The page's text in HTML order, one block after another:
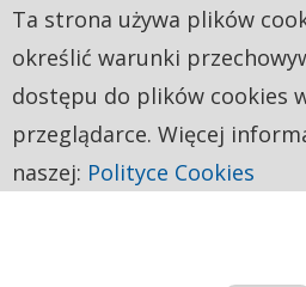
Ta strona używa plików
określić warunki
dostępu do plików cookies
przeglądarce. Więcej
naszej: Polityce Cookies